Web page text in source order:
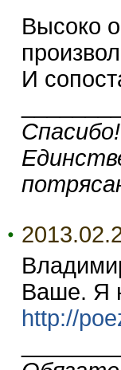
Высоко
И
Спасибо!
Ваше. Я
http://